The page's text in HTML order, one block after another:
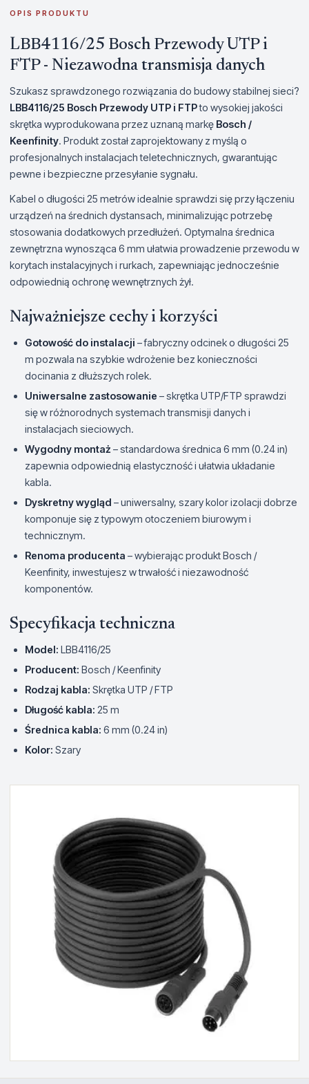
OPIS PRODUKTU
LBB4116/25 Bosch Przewody UTP i
FTP - Niezawodna transmisja danych
Szukasz sprawdzonego rozwiązania do budowy stabilnej sieci?
LBB4116/25 Bosch Przewody UTP i FTPto wysokiej jakości
skrętka wyprodukowana przez uznaną markę Bosch /
Keenfinity. Produkt został zaprojektowany z myślą o
profesjonalnych instalacjach teletechnicznych, gwarantując
pewne i bezpieczne przesyłanie sygnału.
Kabel o długości 25 metrów idealnie sprawdzi się przy łączeniu
urządzeń na średnich dystansach, minimalizując potrzebę
stosowania dodatkowych przedłużeń. Optymalna średnica
zewnętrzna wynosząca 6 mm ułatwia prowadzenie przewodu w
korytach instalacyjnych i rurkach, zapewniając jednocześnie
odpowiednią ochronę wewnętrznych żył.
Najważniejsze cechy i korzyści
Gotowość do instalacji – fabryczny odcinek o długości 25
m pozwala na szybkie wdrożenie bez konieczności
docinania z dłuższych rolek.
Uniwersalne zastosowanie – skrętka UTP/FTP sprawdzi
się w różnorodnych systemach transmisji danych i
instalacjach sieciowych.
Wygodny montaż – standardowa średnica 6 mm (0.24 in)
zapewnia odpowiednią elastyczność i ułatwia układanie
kabla.
Dyskretny wygląd – uniwersalny, szary kolor izolacji dobrze
komponuje się z typowym otoczeniem biurowym i
technicznym.
Renoma producenta – wybierając produkt Bosch /
Keenfinity, inwestujesz w trwałość i niezawodność
komponentów.
Specyfikacja techniczna
Model: LBB4116/25
Producent: Bosch / Keenfinity
Rodzaj kabla: Skrętka UTP / FTP
Długość kabla: 25 m
Średnica kabla: 6 mm (0.24 in)
Kolor: Szary